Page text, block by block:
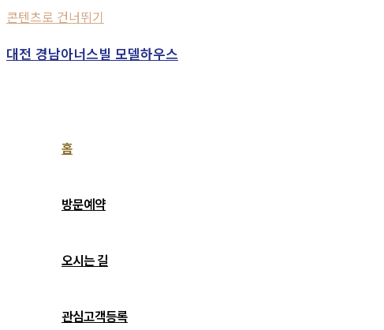
콘텐츠로 건너뛰기
대전 경남아너스빌 모델하우스
홈
방문예약
오시는 길
관심고객등록